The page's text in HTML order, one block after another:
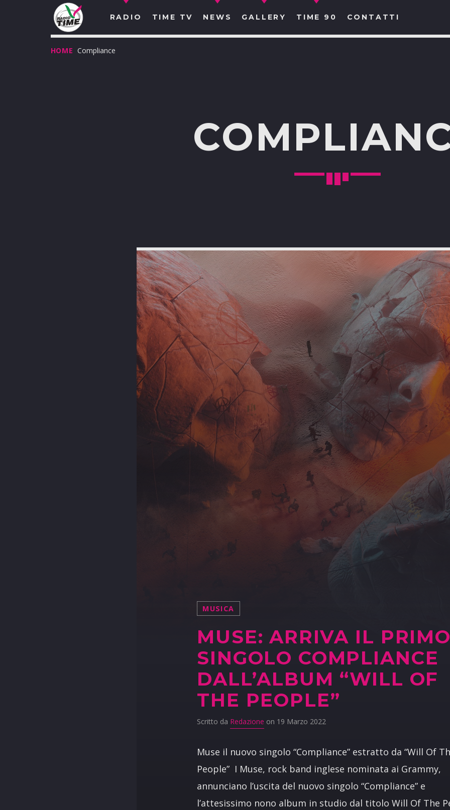
RADIO TIME TV NEWS GALLERY TIME 90 CONTATTI
HOME Compliance
MUSICA
MUSE: ARRIVA IL
SINGOLO COMPLIANCE
DALL’ALBUM “WILL OF
THE PEOPLE”
Scritto da Redazione on 19 Marzo 2022
Muse il nuovo singolo “Compliance” estratto da “Will Of
People” I Muse, rock band inglese nominata ai Grammy,
annunciano l’uscita del nuovo singolo “Compliance” e
l’attesissimo nono album in studio dal titolo Will Of The